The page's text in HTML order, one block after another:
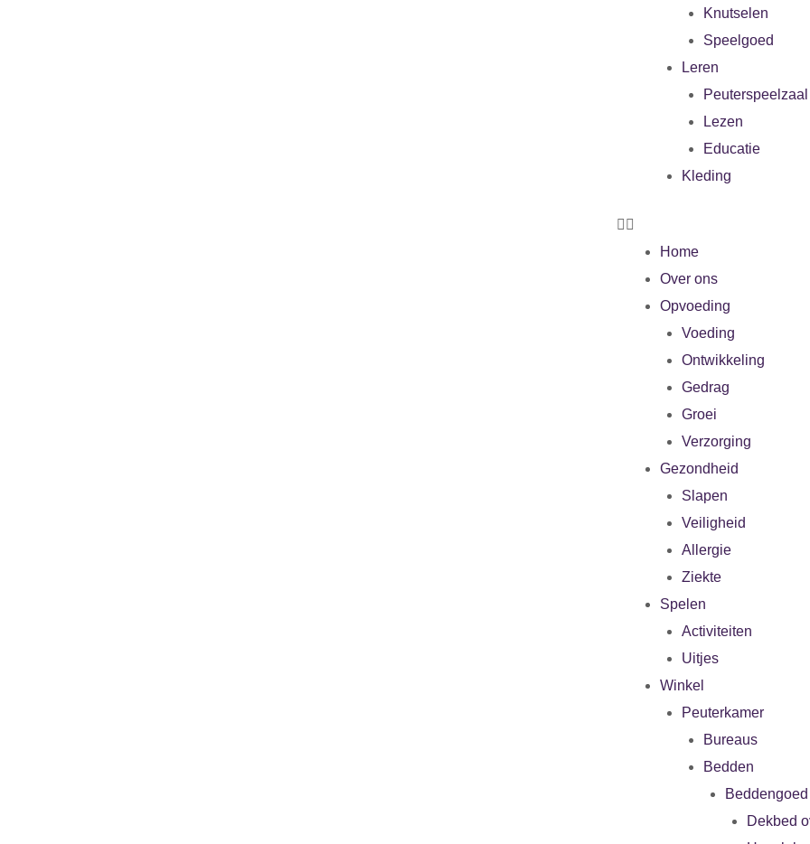
Knutselen
Speelgoed
Leren
Peuterspeelzaal
Lezen
Educatie
Kleding
Home
Over ons
Opvoeding
Voeding
Ontwikkeling
Gedrag
Groei
Verzorging
Gezondheid
Slapen
Veiligheid
Allergie
Ziekte
Spelen
Activiteiten
Uitjes
Winkel
Peuterkamer
Bureaus
Bedden
Beddengoed
Dekbed